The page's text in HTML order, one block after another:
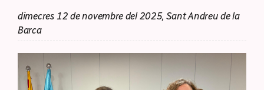
dimecres 12 de novembre del 2025, Sant Andreu de la
Barca